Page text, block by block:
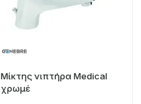
Μίκτης νιπτήρα Medical
χρωμέ